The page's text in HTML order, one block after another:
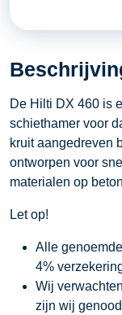
460
De Hilti DX 460 is
schiethamer voor
kruit aangedreven
ontworpen voor
materialen op
Let op!
Alle
4%
Wij
zijn wij